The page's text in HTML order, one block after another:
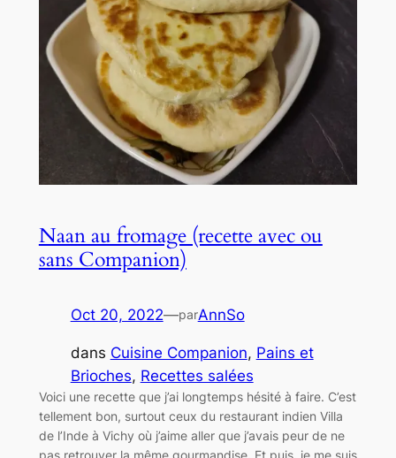
Naan au fromage (recette avec ou
sans Companion)
Oct 20, 2022—parAnnSo
dans Cuisine Companion, Pains et
Brioches, Recettes salées
Voici une recette que j’ai longtemps hésité à faire. C’est
tellement bon, surtout ceux du restaurant indien Villa
de l’Inde à Vichy où j’aime aller que j’avais peur de ne
pas retrouver la même gourmandise. Et puis, je me suis